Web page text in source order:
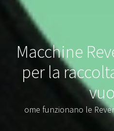
Macchine
per la
ome funzionano le